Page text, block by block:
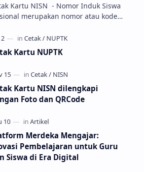
Kartu NISN - Nomor Induk Siswa
merupakan nomor atau kode
NISN ini diterbitkan kepada …
Kartu NUPTK
Kartu NISN dilengkapi
Foto dan QRCode
Merdeka Mengajar:
Pembelajaran untuk Guru
Siswa di Era Digital